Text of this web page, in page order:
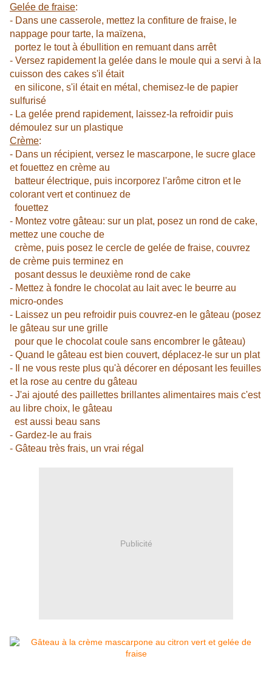
Gelée de fraise:
- Dans une casserole, mettez la confiture de fraise, le
nappage pour tarte, la maïzena,
portez le tout à ébullition en remuant dans arrêt
- Versez rapidement la gelée dans le moule qui a servi à la
cuisson des cakes s'il était
en silicone, s'il était en métal, chemisez-le de papier
sulfurisé
- La gelée prend rapidement, laissez-la refroidir puis
démoulez sur un plastique
Crème:
- Dans un récipient, versez le mascarpone, le sucre glace
et fouettez en crème au
batteur électrique, puis incorporez l'arôme citron et le
colorant vert et continuez de
fouettez
- Montez votre gâteau: sur un plat, posez un rond de cake,
mettez une couche de
crème, puis posez le cercle de gelée de fraise, couvrez
de crème puis terminez en
posant dessus le deuxième rond de cake
- Mettez à fondre le chocolat au lait avec le beurre au
micro-ondes
- Laissez un peu refroidir puis couvrez-en le gâteau (posez
le gâteau sur une grille
pour que le chocolat coule sans encombrer le gâteau)
- Quand le gâteau est bien couvert, déplacez-le sur un plat
- Il ne vous reste plus qu'à décorer en déposant les feuilles
et la rose au centre du gâteau
- J'ai ajouté des paillettes brillantes alimentaires mais c'est
au libre choix, le gâteau
est aussi beau sans
- Gardez-le au frais
- Gâteau très frais, un vrai régal
Publicité